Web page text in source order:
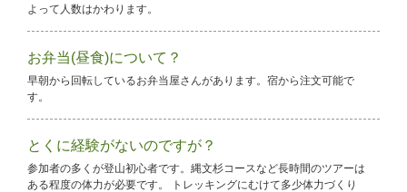
よって人数はかわります。
お弁当(昼食)について？
早朝から回転しているお弁当屋さんがあります。宿から注文可能で
す。
とくに経験がないのですが？
参加者の多くが登山初心者です。縄文杉コースなど長時間のツアーは
ある程度の体力が必要です。 トレッキングにむけて多少体力づくり